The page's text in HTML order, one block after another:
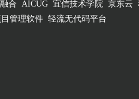
合 AICUG 宜信技术学院 京东云
管理软件 轻流无代码平台